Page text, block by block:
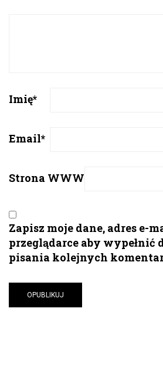
Imię*
Email*
Strona WWW
Zapisz moje dane, adres e-
przeglądarce aby wypełnić
pisania kolejnych